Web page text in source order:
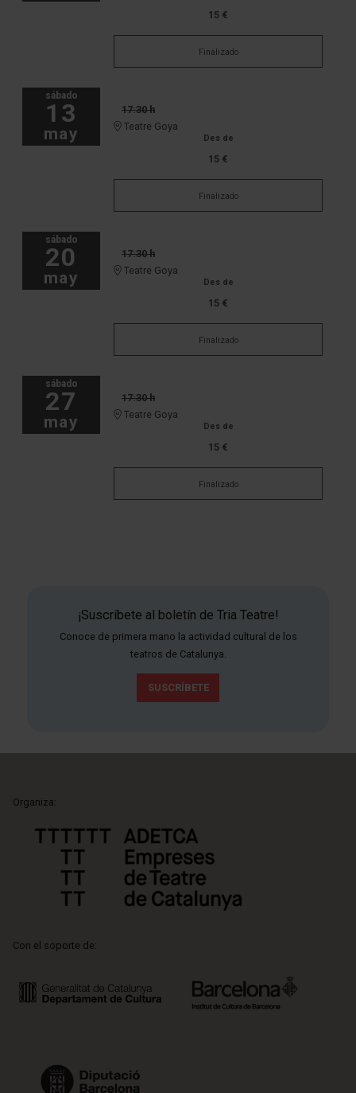
15 €
Finalizado
sábado
13
may
17:30 h
Teatre Goya
Des de
15 €
Finalizado
sábado
20
may
17:30 h
Teatre Goya
Des de
15 €
Finalizado
sábado
27
may
17:30 h
Teatre Goya
Des de
15 €
Finalizado
¡Suscríbete al boletín de Tria Teatre!
Conoce de primera mano la actividad cultural de los
teatros de Catalunya.
SUSCRÍBETE
Organiza:
Con el soporte de: